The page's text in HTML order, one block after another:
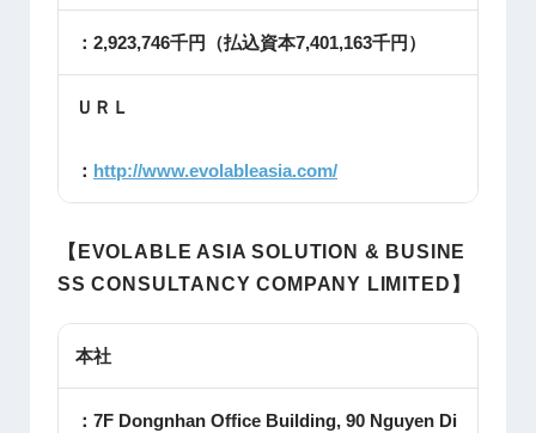
：2,923,746千円（払込資本7,401,163千円）
ＵＲＬ
： http://www.evolableasia.com/
【EVOLABLE ASIA SOLUTION & BUSINE
SS CONSULTANCY COMPANY LIMITED​ 】
本社
：7F Dongnhan Office Building, 90 Nguyen Di